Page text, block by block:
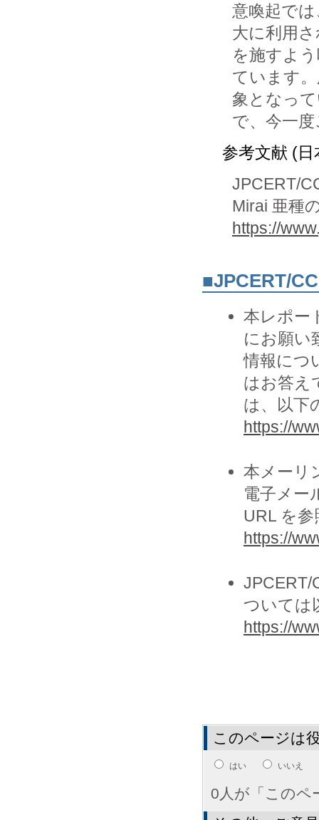
意喚起で
大に利用
を施すよ
ています
象となっ
で、今一
参考文献 (日
JPCERT/
Mirai 亜種
https://
■JPCERT/
本レポー
にお願い
情報につ
はお答え
は、以下
https://
本メーリ
電子メー
URL を
https://
JPCERT/
ついては
https://
このページは
はい いいえ
0人が「このペ